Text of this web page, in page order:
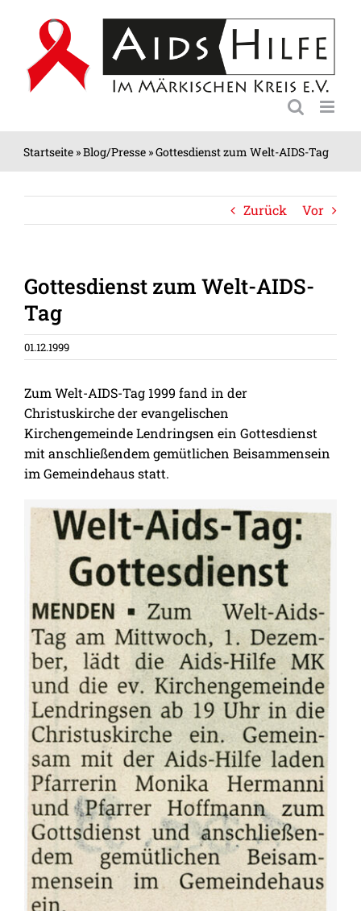
springen
Startseite »Blog/Presse »Gottesdienst zum Welt-AIDS-Tag
Zurück Vor
Gottesdienst zum Welt-AIDS-
Tag
01.12.1999
Zum Welt-AIDS-Tag 1999 fand in der
Christuskirche der evangelischen
Kirchengemeinde Lendringsen ein Gottesdienst
mit anschließendem gemütlichen Beisammensein
im Gemeindehaus statt.